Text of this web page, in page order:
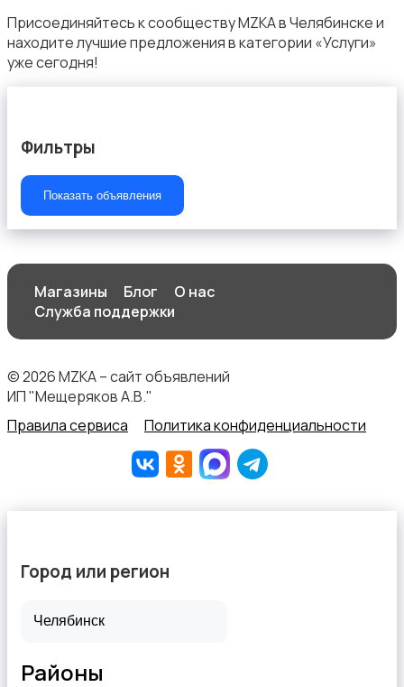
Фото- и видеосъемка
Изготовление на заказ
Уход за животными
Присоединяйтесь к сообществу MZKA в Челябинске и
находите лучшие предложения в категории «Услуги»
уже сегодня!
Фильтры
Показать объявления
Магазины Блог
О нас
Служба поддержки
© 2026 MZKA – сайт объявлений
ИП "Мещеряков А.В."
Правила сервиса
Политика конфиденциальности
Город или регион
Районы